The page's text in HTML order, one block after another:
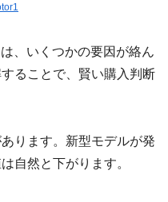
、いくつかの要因が絡ん
ることで、賢い購入判断
ります。新型モデルが発
自然と下がります。